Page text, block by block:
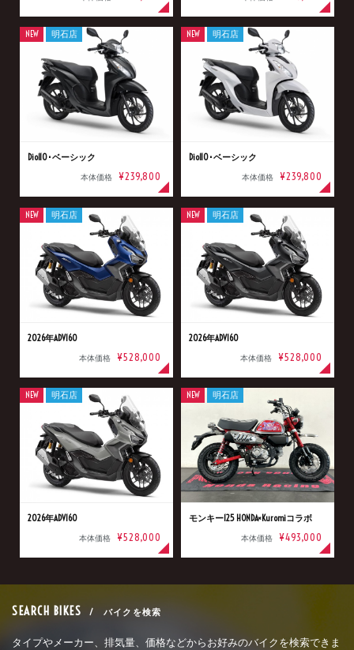
Dio110･ベーシック
本体価格 ¥239,800
NEW 明石店
Dio110･ベーシック
本体価格 ¥239,800
NEW 明石店
2026年ADV160
本体価格 ¥528,000
NEW 明石店
2026年ADV160
本体価格 ¥528,000
NEW 明石店
2026年ADV160
本体価格 ¥528,000
NEW 明石店
モンキー125 HONDA×Kuromiコラボ
本体価格 ¥493,000
NEW 明石店
SEARCH BIKES / バイクを検索
タイプやメーカー、排気量、価格などからお好みのバイクを検索できま